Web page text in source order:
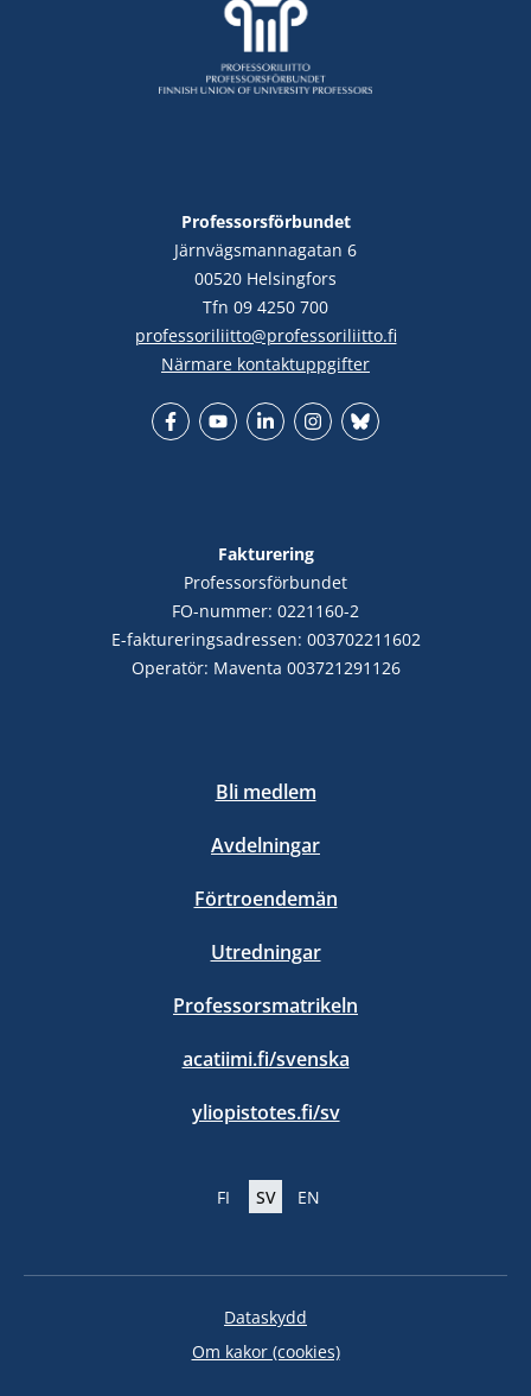
Professorsförbundet
Järnvägsmannagatan 6
00520 Helsingfors
Tfn 09 4250 700
professoriliitto@professoriliitto.fi
Närmare kontaktuppgifter
Fakturering
Professorsförbundet
FO-nummer: 0221160-2
E-faktureringsadressen: 003702211602
Operatör: Maventa 003721291126
Bli medlem
Avdelningar
Förtroendemän
Utredningar
Professorsmatrikeln
acatiimi.fi/svenska
yliopistotes.fi/sv
FI SV EN
Dataskydd
Om kakor (cookies)